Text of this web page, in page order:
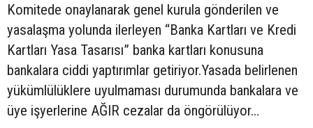
Komitede onaylanarak genel kurula gönderilen ve
yasalaşma yolunda ilerleyen “Banka Kartları ve Kredi
Kartları Yasa Tasarısı” banka kartları konusuna
bankalara ciddi yaptırımlar getiriyor.Yasada belirlenen
yükümlülüklere uyulmaması durumunda bankalara ve
üye işyerlerine AĞIR cezalar da öngörülüyor…